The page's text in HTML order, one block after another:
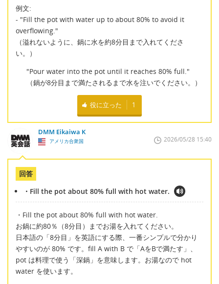
例文:
- "Fill the pot with water up to about 80% to avoid it
overflowing."
（溢れないように、鍋に水を約8分目まで入れてくださ
い。）
"Pour water into the pot until it reaches 80% full."
（鍋が8分目まで満たされるまで水を注いでください。）
役に立った 1
DMM Eikaiwa K
アメリカ合衆国 2026/05/28 15:40
回答
・Fill the pot about 80% full with hot water.
・Fill the pot about 80% full with hot water.
お鍋に約80％（8分目）までお湯を入れてください。
日本語の「8分目」を英語にする際、一番シンプルで分かり
やすいのが 80% です。fill A with B で「AをBで満たす」、
pot は料理で使う「深鍋」を意味します。お湯なので hot
water を使います。